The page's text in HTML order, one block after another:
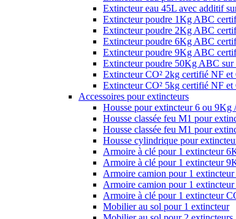
Extincteur eau 45L avec additif
Extincteur poudre 1Kg ABC
Extincteur poudre 2Kg ABC
Extincteur poudre 6Kg ABC
Extincteur poudre 9Kg ABC
Extincteur poudre 50Kg ABC sur
Extincteur CO² 2kg certifié NF et
Extincteur CO² 5kg certifié NF et
Accessoires pour extincteurs
Housse pour extincteur 6 ou 9Kg
Housse classée feu M1 pour
Housse classée feu M1 pour
Housse cylindrique pour
Armoire à clé pour 1 extincteur
Armoire à clé pour 1 extincteur
Armoire camion pour 1
Armoire camion pour 1
Armoire à clé pour 1 extincteur
Mobilier au sol pour 1 extincteur